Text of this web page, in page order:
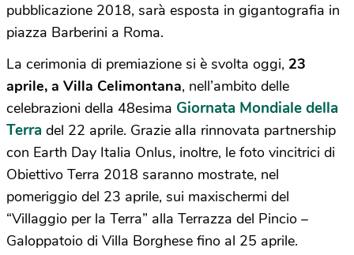
pubblicazione 2018, sarà esposta in gigantografia in
piazza Barberini a Roma.
La cerimonia di premiazione si è svolta oggi, 23
aprile, a Villa Celimontana, nell’ambito delle
celebrazioni della 48esima Giornata Mondiale della
Terra del 22 aprile. Grazie alla rinnovata partnership
con Earth Day Italia Onlus, inoltre, le foto vincitrici di
Obiettivo Terra 2018 saranno mostrate, nel
pomeriggio del 23 aprile, sui maxischermi del
“Villaggio per la Terra” alla Terrazza del Pincio –
Galoppatoio di Villa Borghese fino al 25 aprile.